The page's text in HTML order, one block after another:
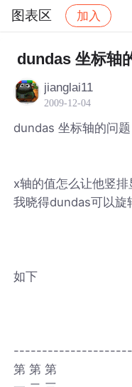
图表区 加入
社区 图表区
dundas 坐标轴
jianglai11
2009-12-04
dundas 坐标轴的问题
x轴的值怎么让他竖排
我晓得dundas可以旋
如下
第 第 第